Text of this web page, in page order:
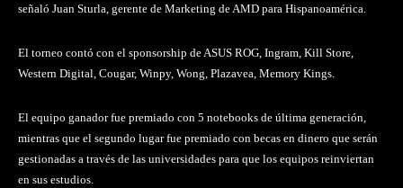
señaló Juan Sturla, gerente de Marketing de AMD para Hispanoamérica.
El torneo contó con el sponsorship de ASUS ROG, Ingram, Kill Store,
Western Digital, Cougar, Winpy, Wong, Plazavea, Memory Kings.
El equipo ganador fue premiado con 5 notebooks de última generación,
mientras que el segundo lugar fue premiado con becas en dinero que serán
gestionadas a través de las universidades para que los equipos reinviertan
en sus estudios.